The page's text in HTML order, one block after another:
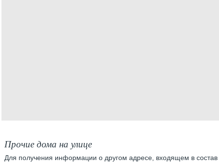
Прочие дома на улице
Для получения информации о другом адресе, входящем в состав